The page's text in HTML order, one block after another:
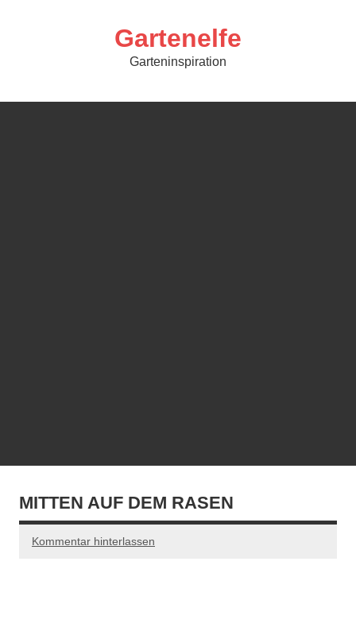
Gartenelfe
Garteninspiration
MITTEN AUF DEM RASEN
Kommentar hinterlassen